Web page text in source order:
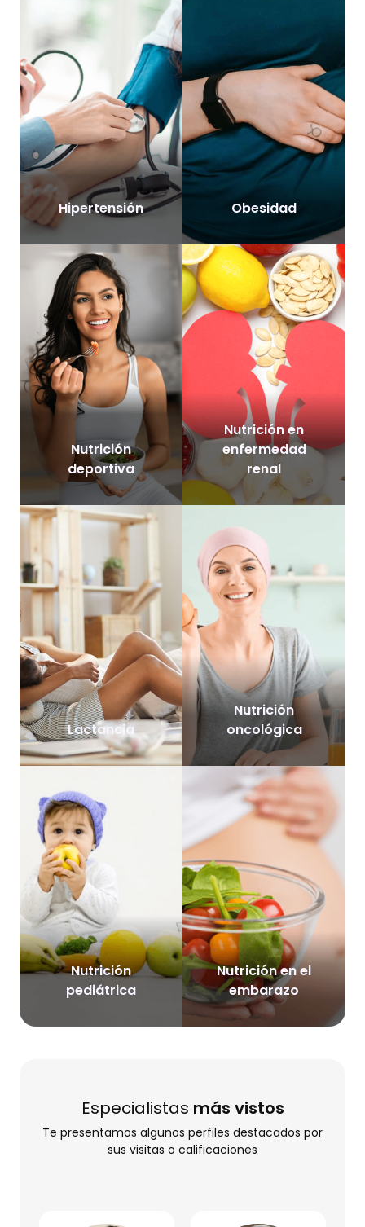
Hipertensión Obesidad
Nutrición
deportiva
Nutrición en
enfermedad
renal
Lactancia
Nutrición
oncológica
Nutrición
pediátrica
Nutrición en el
embarazo
Especialistas más vistos
Te presentamos algunos perfiles destacados por
sus visitas o calificaciones